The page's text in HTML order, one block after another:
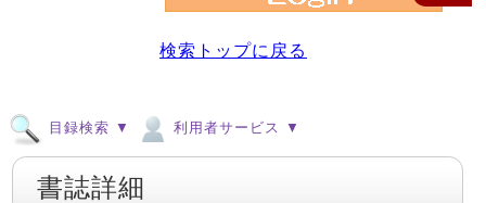
検索トップに戻る
目録検索 ▼ 利用者サービス ▼
書誌詳細